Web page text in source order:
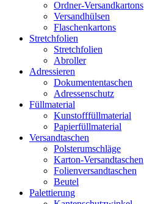
Ordner-Versandkartons
Versandhülsen
Flaschenkartons
Stretchfolien
Stretchfolien
Abroller
Adressieren
Dokumententaschen
Adressenschutz
Füllmaterial
Kunstofffüllmaterial
Papierfüllmaterial
Versandtaschen
Polsterumschläge
Karton-Versandtaschen
Folienversandtaschen
Beutel
Palettierung